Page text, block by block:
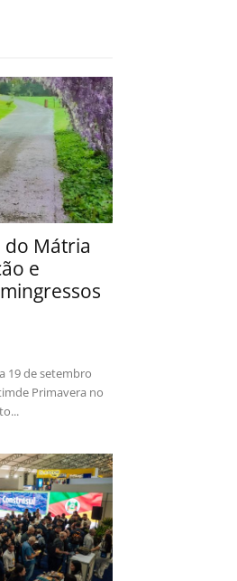
do Mátria
e
19 de setembro
Primavera no